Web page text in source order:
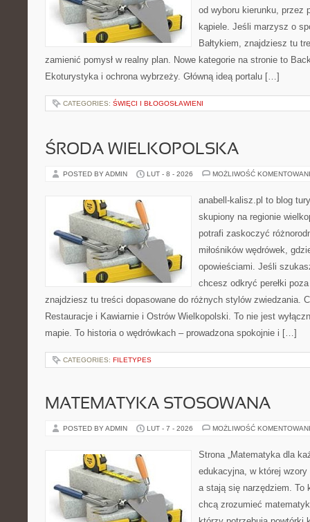
od wyboru kierunku, przez
kąpiele. Jeśli marzysz o
Bałtykiem, znajdziesz tu
zamienić pomysł w realny plan. Nowe kategorie na stronie to
Ekoturystyka i ochrona wybrzeży. Główną ideą portalu […]
CATEGORIES: ŚWIĘCI I BŁOGOSŁAWIENI
ŚRODA WIELKOPOLSKA
POSTED BY ADMIN LUT - 8 - 2026 MOŻLIWOŚĆ
anabell-kalisz.pl to blog
skupiony na regionie
potrafi zaskoczyć
miłośników wędrówek,
opowieściami. Jeśli
chcesz odkryć perełki
znajdziesz tu treści dopasowane do różnych stylów zwiedzania.
Restauracje i Kawiarnie i Ostrów Wielkopolski. To nie jest
mapie. To historia o wędrówkach – prowadzona spokojnie i […]
CATEGORIES: FILETYPES
MATEMATYKA STOSOWANA
POSTED BY ADMIN LUT - 7 - 2026 MOŻLIWOŚĆ
Strona „Matematyka dla
edukacyjna, w której
a stają się narzędziem. To
chcą zrozumieć